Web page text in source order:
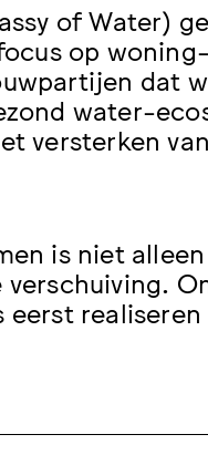
of Water)
op
dat
water-
versterken
is niet